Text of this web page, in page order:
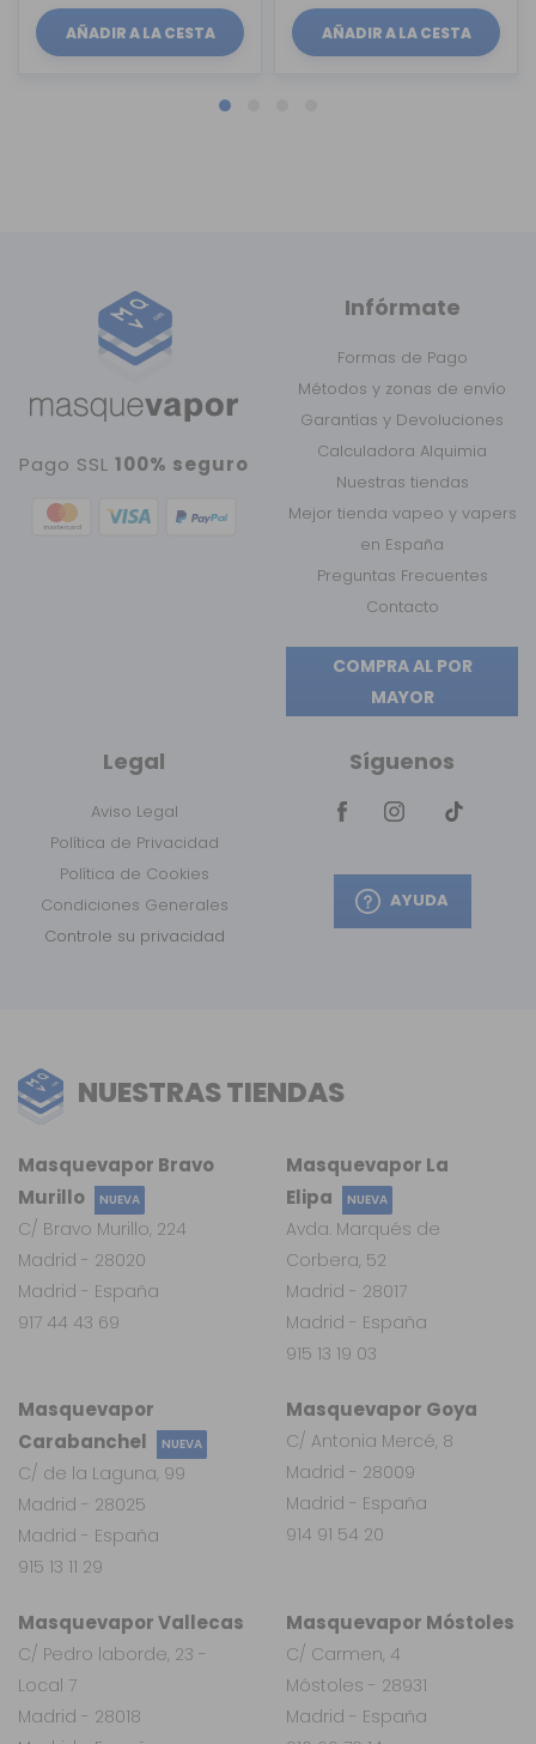
AÑADIR A LA CESTA AÑADIR A LA CESTA
Pago SSL100% seguro
Infórmate
Formas de Pago
Métodos y zonas de envío
Garantías y Devoluciones
Calculadora Alquimia
Nuestras tiendas
Mejor tienda vapeo y vapers
en España
Preguntas Frecuentes
Contacto
COMPRA AL POR
MAYOR
Legal
Aviso Legal
Política de Privacidad
Política de Cookies
Condiciones Generales
Controle su privacidad
Síguenos
AYUDA
NUESTRAS TIENDAS
Masquevapor
Carabanchel
NUEVA
C/ de la Laguna, 99
Madrid - 28025
Madrid - España
915 13 11 29
Masquevapor Vallecas
C/ Pedro laborde, 23 -
Local 7
Madrid - 28018
Masquevapor Móstoles
C/ Carmen, 4
Móstoles - 28931
Madrid - España
Masquevapor Goya
C/ Antonia Mercé, 8
Madrid - 28009
Madrid - España
914 91 54 20
Masquevapor La
Elipa
NUEVA
Avda. Marqués de
Corbera, 52
Madrid - 28017
Madrid - España
915 13 19 03
Masquevapor Bravo
Murillo
NUEVA
C/ Bravo Murillo, 224
Madrid - 28020
Madrid - España
917 44 43 69